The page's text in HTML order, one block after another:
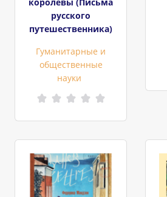
русского
путешественника)
Гуманитарные и
общественные
науки